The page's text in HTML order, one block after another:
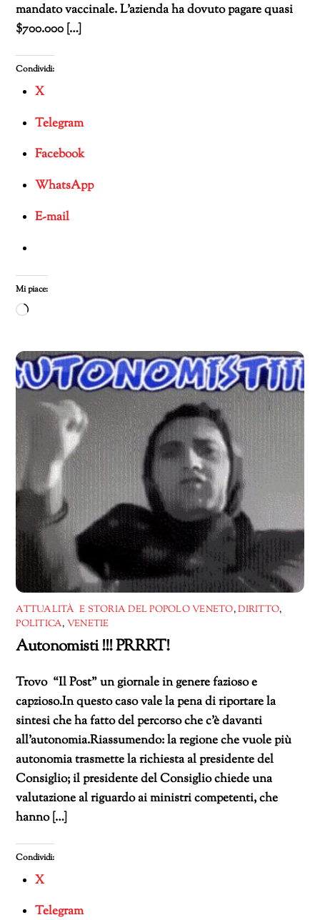
mandato vaccinale. L’azienda ha dovuto pagare quasi
$700.000 […]
Condividi:
X
Telegram
Facebook
WhatsApp
E-mail
Mi piace:
Caricamento
corso…
ATTUALITÀ E STORIA DEL POPOLO VENETO,DIRITTO,
POLITICA, VENETIE
Autonomisti !!! PRRRT!
Trovo “Il Post” un giornale in genere fazioso e
capzioso.In questo caso vale la pena di riportare la
sintesi che ha fatto del percorso che c’è davanti
all’autonomia.Riassumendo: la regione che vuole più
autonomia trasmette la richiesta al presidente del
Consiglio; il presidente del Consiglio chiede una
valutazione al riguardo ai ministri competenti, che
hanno […]
Condividi:
X
Telegram